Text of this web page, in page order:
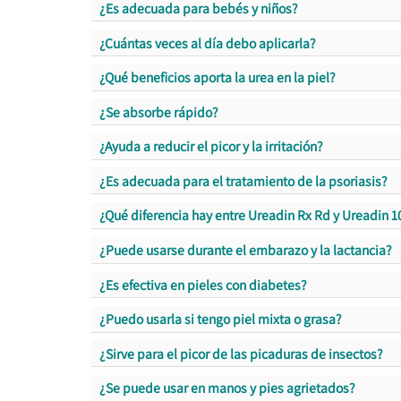
¿Es adecuada para bebés y niños?
¿Cuántas veces al día debo aplicarla?
¿Qué beneficios aporta la urea en la piel?
¿Se absorbe rápido?
¿Ayuda a reducir el picor y la irritación?
¿Es adecuada para el tratamiento de la psoriasis?
¿Qué diferencia hay entre Ureadin Rx Rd y Ureadin
¿Puede usarse durante el embarazo y la lactancia?
¿Es efectiva en pieles con diabetes?
¿Puedo usarla si tengo piel mixta o grasa?
¿Sirve para el picor de las picaduras de insectos?
¿Se puede usar en manos y pies agrietados?